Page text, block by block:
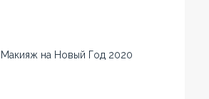
Макияж на Новый Год 2020